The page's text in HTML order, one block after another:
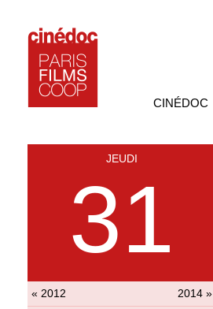
CINÉDOC
JEUDI
31
« 2012
2014 »